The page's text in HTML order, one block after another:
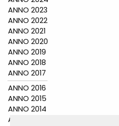
ANNO 2023
ANNO 2022
ANNO 2021
ANNO 2020
ANNO 2019
ANNO 2018
ANNO 2017
ANNO 2016
ANNO 2015
ANNO 2014
ANNO 2011